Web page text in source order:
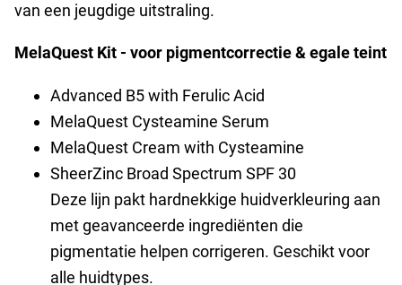
van een jeugdige uitstraling.
MelaQuest Kit - voor pigmentcorrectie & egale teint
Advanced B5 with Ferulic Acid
MelaQuest Cysteamine Serum
MelaQuest Cream with Cysteamine
SheerZinc Broad Spectrum SPF 30
Deze lijn pakt hardnekkige huidverkleuring aan
met geavanceerde ingrediënten die
pigmentatie helpen corrigeren. Geschikt voor
alle huidtypes.